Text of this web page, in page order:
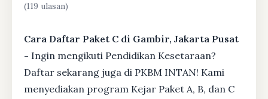
(119 ulasan)
Cara Daftar Paket C di Gambir, Jakarta Pusat
- Ingin mengikuti Pendidikan Kesetaraan?
Daftar sekarang juga di PKBM INTAN! Kami
menyediakan program Kejar Paket A, B, dan C